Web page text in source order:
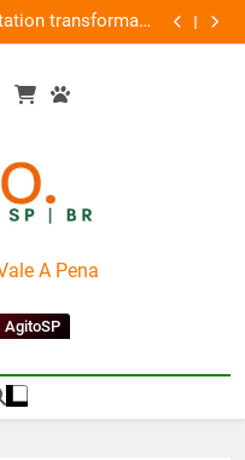
transformam
gamer gratuita
Busch
A Pena
AgitoSP